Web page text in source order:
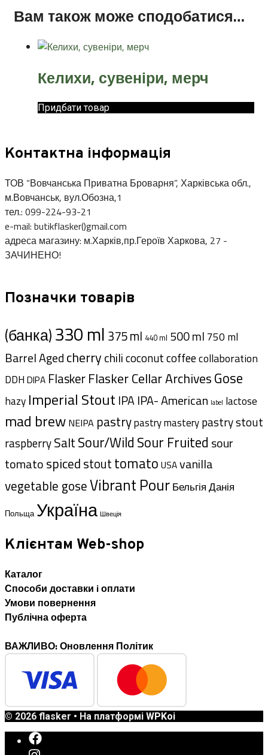
Вам також може сподобатися…
Келихи, сувеніри, мерч
Придбати товар
Контактна інформація
ТОВ “Вовчанська Приватна Броварня”, Харківська обл.,
м.Вовчанськ, вул.Обозна,1
тел.: 099-224-93-21
e-mail: butikflasker()gmail.com
адреса магазину: м.Харків,пр.Героїв Харкова, 27 -
ЗАЧИНЕНО!
Позначки товарів
(банка)330 ml 375 ml 440 ml 500 ml 750 ml
Barrel Agedcherrychilicoconutcoffeecollaboration
DDH DIPA FlaskerFlasker Cellar ArchivesGose
hazy Imperial Stout IPA IPA- American label lactose
mad brew NEIPA pastrypastry masterypastry stout
raspberrySaltSour/Wild Sour Fruited sour
tomatospicedstouttomato USAvanilla
vegetable goseVibrant PourБельгіяДанія
Польща Україна Швеція
Клієнтам Web-shop
Каталог
Способи доставки i оплати
Умови повернення
Публічна оферта
ВАЖЛИВО: Оновлення Політик
© 2026 flasker • На платформі WPKoi